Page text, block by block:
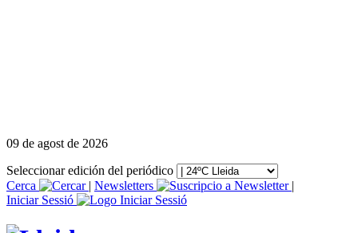
09 de agost de 2026
Seleccionar edición del periódico
Cerca
| Newsletters
|
Iniciar Sessió